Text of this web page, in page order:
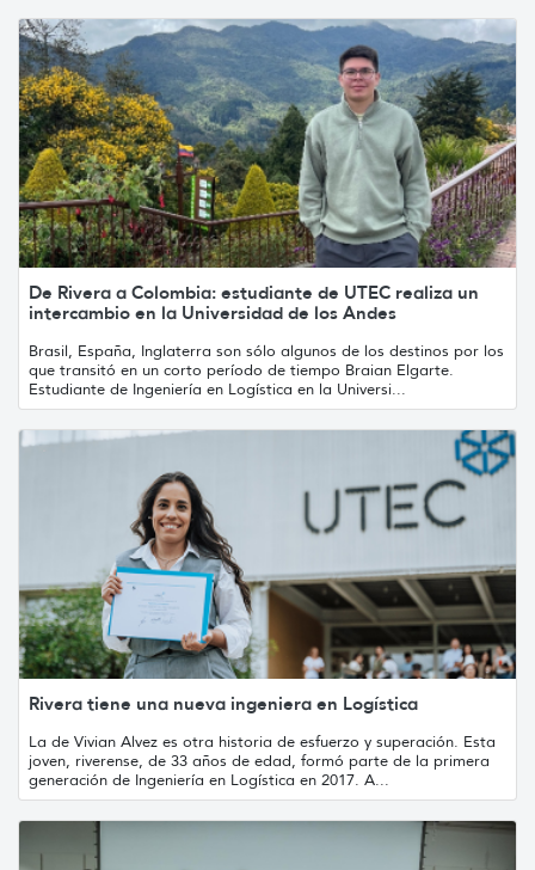
De Rivera a Colombia: estudiante de UTEC realiza un
intercambio en la Universidad de los Andes
Brasil, España, Inglaterra son sólo algunos de los destinos por los
que transitó en un corto período de tiempo Braian Elgarte.
Estudiante de Ingeniería en Logística en la Universi...
Rivera tiene una nueva ingeniera en Logística
La de Vivian Alvez es otra historia de esfuerzo y superación. Esta
joven, riverense, de 33 años de edad, formó parte de la primera
generación de Ingeniería en Logística en 2017. A...